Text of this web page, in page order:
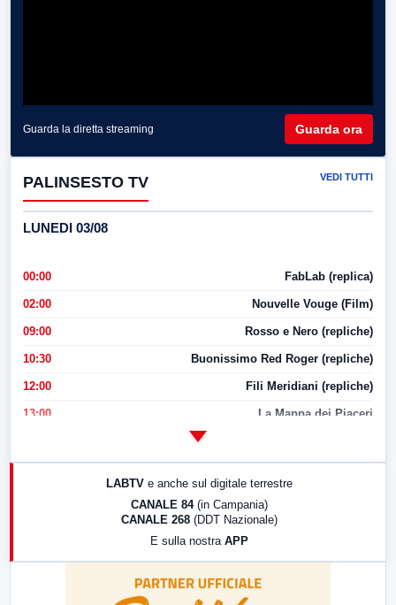
Guarda la diretta streaming Guarda ora
PALINSESTO TV VEDI TUTTI
LUNEDI 03/08
00:00 FabLab (replica)
02:00 Nouvelle Vouge (Film)
09:00 Rosso e Nero (repliche)
10:30 Buonissimo Red Roger (repliche)
12:00 Fili Meridiani (repliche)
13:00 La Mappa dei Piaceri
LABTV e anche sul digitale terrestre
CANALE 84 (in Campania)
CANALE 268 (DDT Nazionale)
E sulla nostra APP